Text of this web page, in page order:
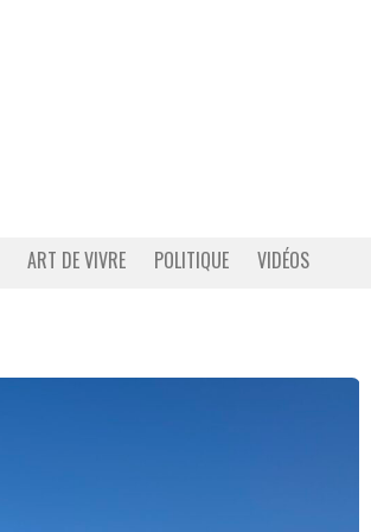
ART DE VIVRE POLITIQUE VIDÉOS